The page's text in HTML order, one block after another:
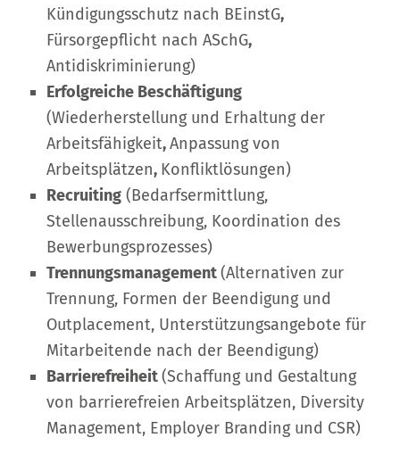
Kündigungsschutz nach BEinstG,
Fürsorgepflicht nach ASchG,
Antidiskriminierung)
Erfolgreiche Beschäftigung
(Wiederherstellung und Erhaltung der
Arbeitsfähigkeit,Anpassung von
Arbeitsplätzen, Konfliktlösungen)
Recruiting(Bedarfsermittlung,
Stellenausschreibung, Koordination des
Bewerbungsprozesses)
Trennungsmanagement(Alternativen zur
Trennung, Formen der Beendigung und
Outplacement, Unterstützungsangebote für
Mitarbeitende nach der Beendigung)
Barrierefreiheit(Schaffung und Gestaltung
von barrierefreien Arbeitsplätzen, Diversity
Management, Employer Branding und CSR)